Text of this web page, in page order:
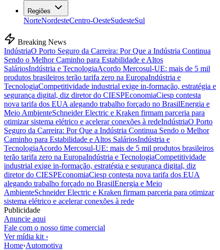
Regiões
NorteNordesteCentro-OesteSudesteSul
Breaking News
IndústriaO Porto Seguro da Carreira: Por Que a Indústria Continua
Sendo o Melhor Caminho para Estabilidade e Altos
SaláriosIndústria e TecnologiaAcordo Mercosul-UE: mais de 5 mil
produtos brasileiros terão tarifa zero na EuropaIndústria e
TecnologiaCompetitividade industrial exige in-formação, estratégia e
segurança digital, diz diretor do CIESPEconomiaCiesp contesta
nova tarifa dos EUA alegando trabalho forçado no BrasilEnergia e
Meio AmbienteSchneider Electric e Kraken firmam parceria para
otimizar sistema elétrico e acelerar conexões à redeIndústriaO Porto
Seguro da Carreira: Por Que a Indústria Continua Sendo o Melhor
Caminho para Estabilidade e Altos SaláriosIndústria e
TecnologiaAcordo Mercosul-UE: mais de 5 mil produtos brasileiros
terão tarifa zero na EuropaIndústria e TecnologiaCompetitividade
industrial exige in-formação, estratégia e segurança digital, diz
diretor do CIESPEconomiaCiesp contesta nova tarifa dos EUA
alegando trabalho forçado no BrasilEnergia e Meio
AmbienteSchneider Electric e Kraken firmam parceria para otimizar
sistema elétrico e acelerar conexões à rede
Publicidade
Anuncie aqui
Fale com o nosso time comercial
Ver mídia kit ›
Home›Automotiva